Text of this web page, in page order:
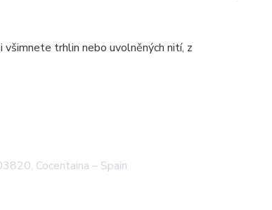
trhlin nebo uvolněných nití, z
Cocentaina – Spain